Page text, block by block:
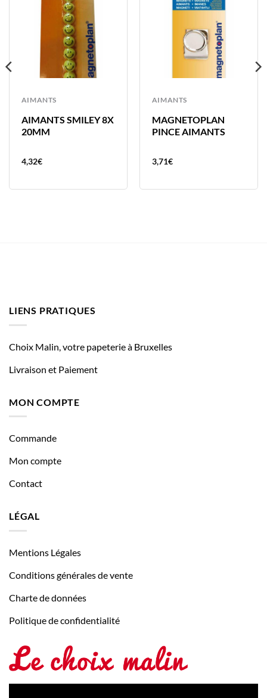
AIMANTS
AIMANTS SMILEY 8X
20MM
4,32€
AIMANTS
MAGNETOPLAN
PINCE AIMANTS
3,71€
LIENS PRATIQUES
Choix Malin, votre papeterie à Bruxelles
Livraison et Paiement
MON COMPTE
Commande
Mon compte
Contact
LÉGAL
Mentions Légales
Conditions générales de vente
Charte de données
Politique de confidentialité